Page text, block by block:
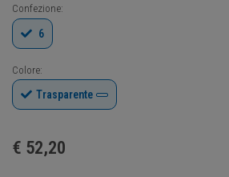
Confezione:
6
Colore:
Trasparente
€ 52,20